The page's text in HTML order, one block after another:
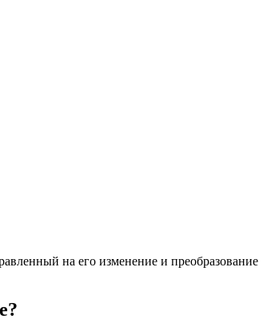
на его изменение и преобразование